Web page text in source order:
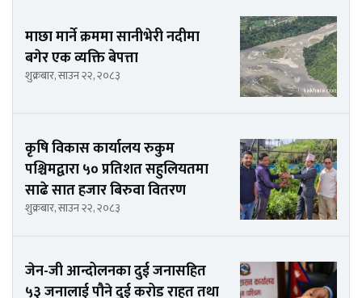
माछा मार्ने क्रममा सानीभेरी नदीमा
बगेर एक व्यक्ति बेपत्ता
शुक्रबार, साउन २२, २०८३
कृषि विकास कार्यालय रुकुम
पश्चिमद्वारा ५० प्रतिशत सहुलियतमा
साढे सात हजार बिरुवा वितरण
शुक्रबार, साउन २२, २०८३
जेन-जी आन्दोलनका दुई जनासहित
५३ जनालाई पौने दुई करोड राहत तथा